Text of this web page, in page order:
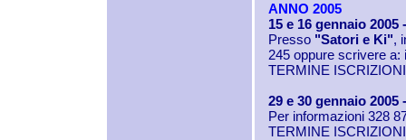
ANNO 2005
15 e 16 gennaio
Presso "Satori e Ki",
245 oppure scrivere a:
TERMINE
29 e 30 gennaio
Per informazioni 328
TERMINE